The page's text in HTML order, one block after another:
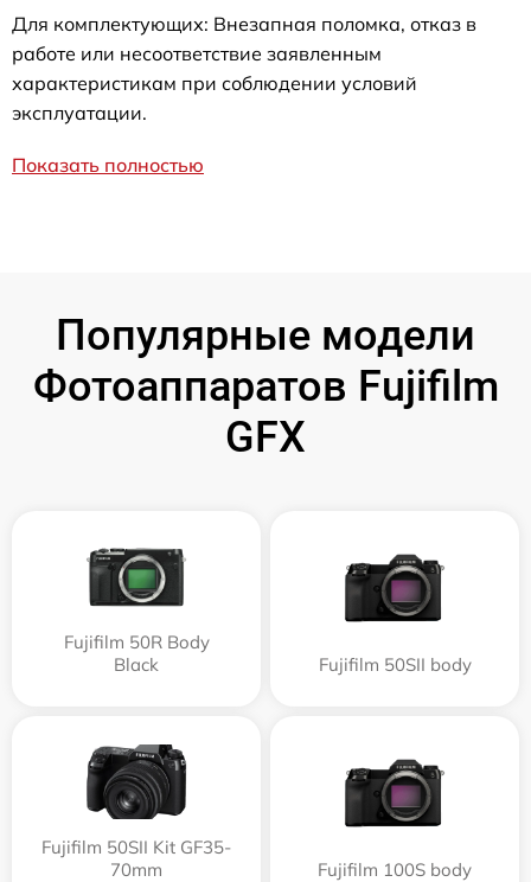
Для комплектующих: Внезапная поломка, отказ в
работе или несоответствие заявленным
характеристикам при соблюдении условий
эксплуатации.
Показать полностью
Популярные модели
Фотоаппаратов Fujifilm
GFX
Fujifilm 50R Body
Black
Fujifilm 50SII body
Fujifilm 50SII Kit GF35-
70mm
Fujifilm 100S body